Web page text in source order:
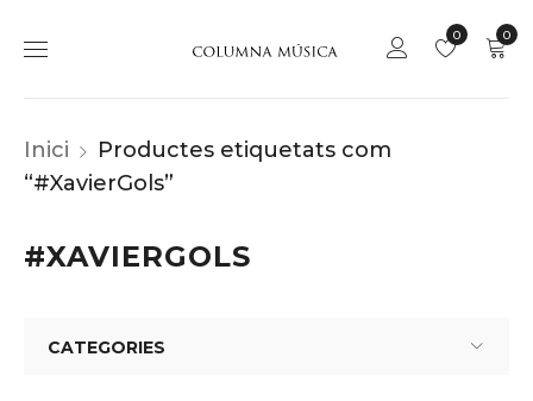
0
0
Inici
Productes etiquetats com
“#XavierGols”
#XAVIERGOLS
CATEGORIES